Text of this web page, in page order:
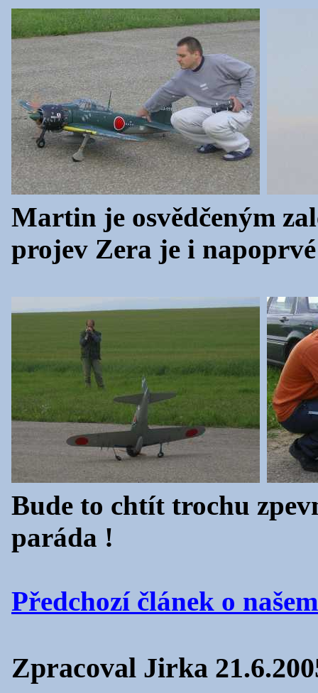
Martin je osvědčeným
projev Zera je i
Bude to chtít trochu
paráda !
Předchozí článek o
Zpracoval Jirka